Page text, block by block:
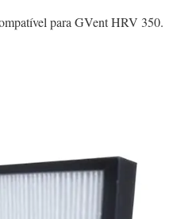
para GVent HRV 350.